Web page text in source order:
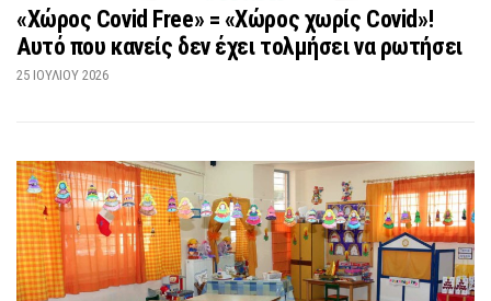
«Χώρος Covid Free» = «Χώρος χωρίς Covid»!
Αυτό που κανείς δεν έχει τολμήσει να ρωτήσει
25 ΙΟΥΛΊΟΥ 2026